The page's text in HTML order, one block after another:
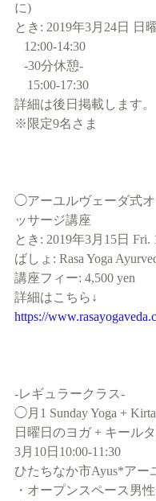
に)
とき: 2019年3月24日 日
   12:00-14:30
   -30分休憩-
15:00-17:30
詳細は後日掲載します。
※限定9名さま
◯アーユルヴェーダ式
ッサージ講座
とき: 2019年3月15日 Fri.
ばしょ: Rasa Yoga
講座フィー: 4,500 yen
詳細はこちら↓
https://
-レギュラークラス-
◯月1 Sunday Yoga +
日曜日のヨガ + キール
3月10日10:00-11:30
ひたちなか市Ayus*アー
・オープンスペース男